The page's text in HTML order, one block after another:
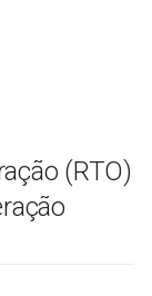
(RTO)